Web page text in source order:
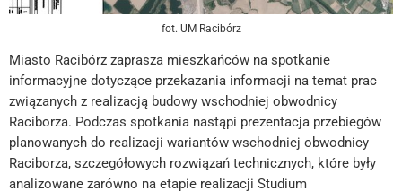
fot. UM Racibórz
Miasto Racibórz zaprasza mieszkańców na spotkanie
informacyjne dotyczące przekazania informacji na temat prac
związanych z realizacją budowy wschodniej obwodnicy
Raciborza. Podczas spotkania nastąpi prezentacja przebiegów
planowanych do realizacji wariantów wschodniej obwodnicy
Raciborza, szczegółowych rozwiązań technicznych, które były
analizowane zarówno na etapie realizacji Studium